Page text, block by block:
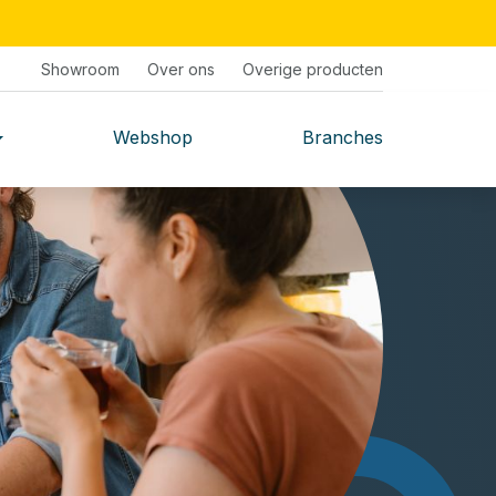
Showroom Over ons Overige producten
Webshop Branches